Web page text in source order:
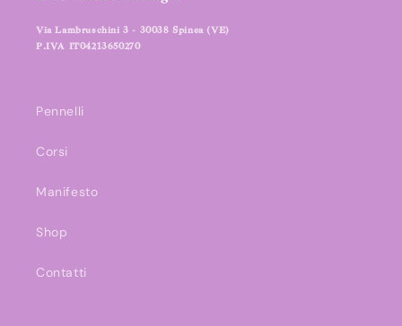
Via Lambruschini 3 - 30038 Spinea (VE)
P.IVA IT04213650270
Pennelli
Corsi
Manifesto
Shop
Contatti